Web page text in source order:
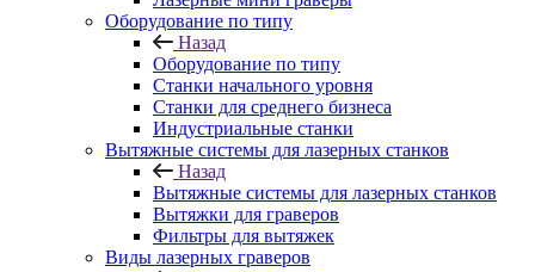
Оборудование по типу
Назад
Оборудование по типу
Cтанки начального уровня
Станки для среднего бизнеса
Индустриальные станки
Вытяжные системы для лазерных станков
Назад
Вытяжные системы для лазерных станков
Вытяжки для граверов
Фильтры для вытяжек
Виды лазерных граверов